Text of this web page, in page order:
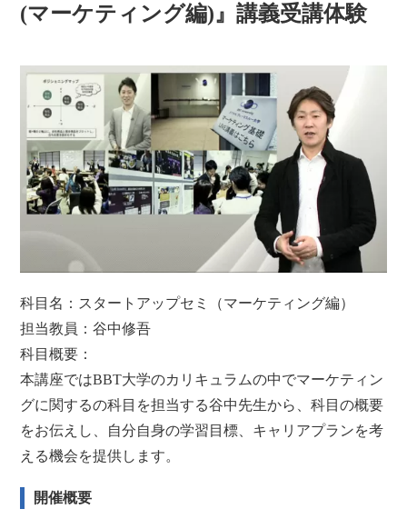
(マーケティング編)』講義受講体験
科目名：スタートアップセミ（マーケティング編）
担当教員：谷中修吾
科目概要：
本講座ではBBT大学のカリキュラムの中でマーケティン
グに関するの科目を担当する谷中先生から、科目の概要
をお伝えし、自分自身の学習目標、キャリアプランを考
える機会を提供します。
開催概要